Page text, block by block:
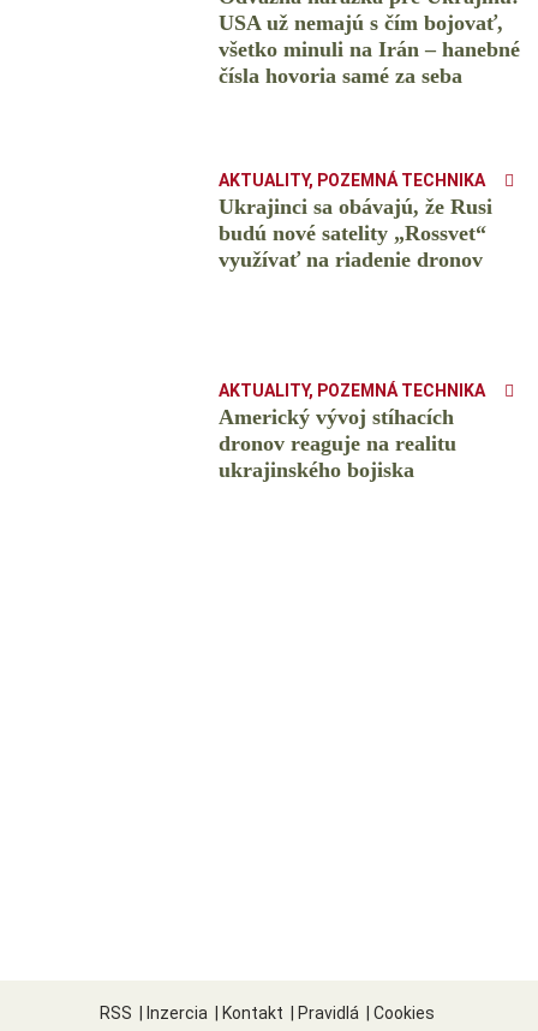
USA už nemajú s čím bojovať,
všetko minuli na Irán – hanebné
čísla hovoria samé za seba
AKTUALITY, POZEMNÁ TECHNIKA
Ukrajinci sa obávajú, že Rusi
budú nové satelity „Rossvet“
využívať na riadenie dronov
AKTUALITY, POZEMNÁ TECHNIKA
Americký vývoj stíhacích
dronov reaguje na realitu
ukrajinského bojiska
RSS Inzercia Kontakt Pravidlá Cookies